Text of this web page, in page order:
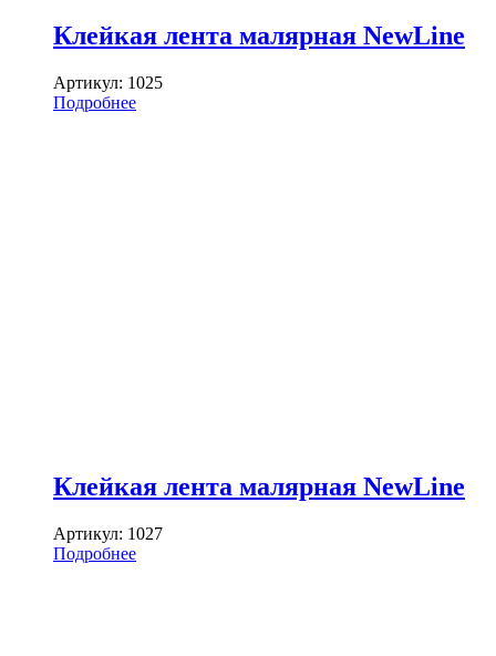
Клейкая лента малярная NewLine
Артикул: 1025
Подробнее
Клейкая лента малярная NewLine
Артикул: 1027
Подробнее